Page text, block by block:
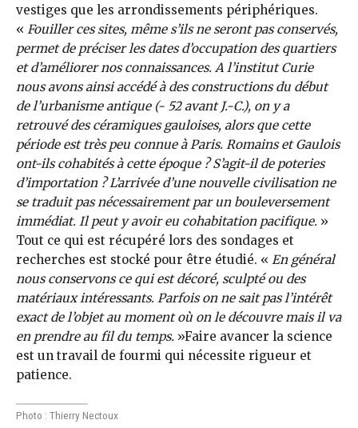
vestiges que les arrondissements périphériques.
« Fouiller ces sites, même s’ils ne seront pas conservés,
permet de préciser les dates d’occupation des quartiers
et d’améliorer nos connaissances. A l’institut Curie
nous avons ainsi accédé à des constructions du début
de l’urbanisme antique (- 52 avant J.-C.), on y a
retrouvé des céramiques gauloises, alors que cette
période est très peu connue à Paris. Romains et Gaulois
ont-ils cohabités à cette époque ? S’agit-il de poteries
d’importation ? L’arrivée d’une nouvelle civilisation ne
se traduit pas nécessairement par un bouleversement
immédiat. Il peut y avoir eu cohabitation pacifique. »
Tout ce qui est récupéré lors des sondages et
recherches est stocké pour être étudié. « En général
nous conservons ce qui est décoré, sculpté ou des
matériaux intéressants. Parfois on ne sait pas l’intérêt
exact de l’objet au moment où on le découvre mais il va
en prendre au fil du temps. »Faire avancer la science
est un travail de fourmi qui nécessite rigueur et
patience.
Photo : Thierry Nectoux